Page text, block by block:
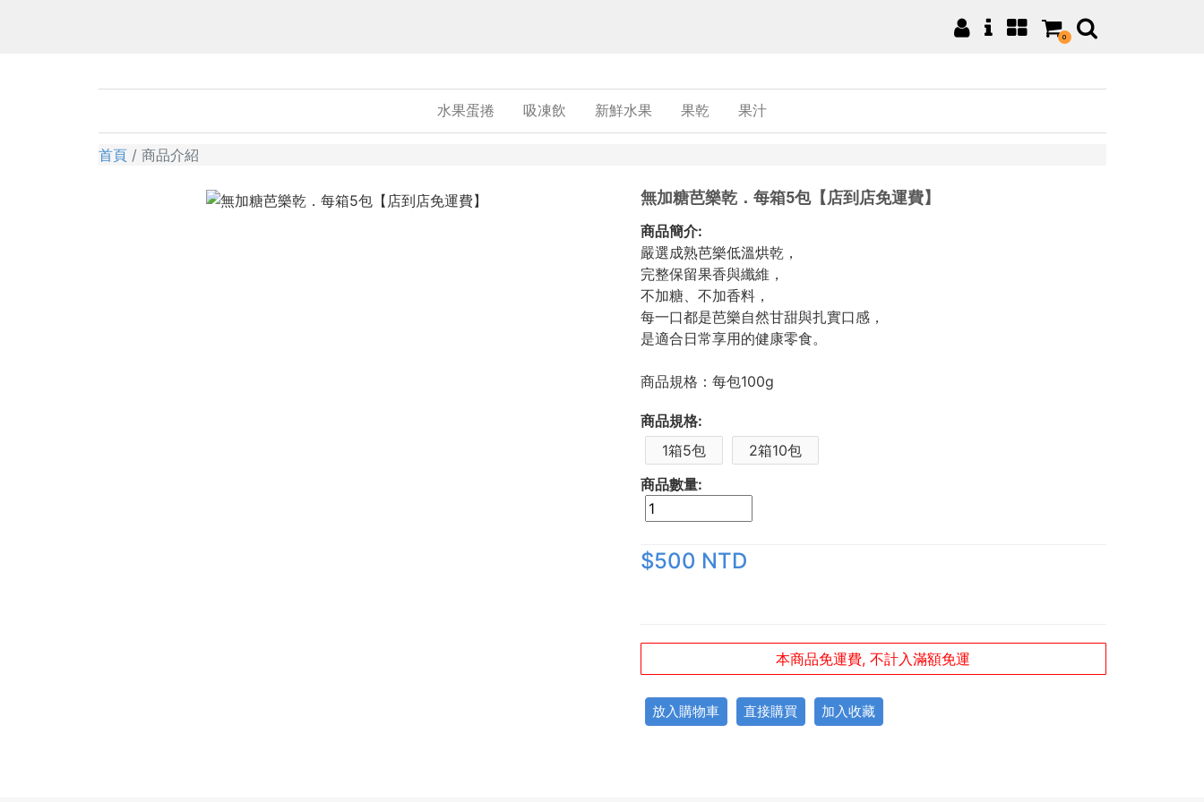
0
水果蛋捲 吸凍飲 新鮮水果 果乾 果汁
首頁 商品介紹
無加糖芭樂乾．每箱5包【店到店免運費】
商品簡介:
嚴選成熟芭樂低溫烘乾，
完整保留果香與纖維，
不加糖、不加香料，
每一口都是芭樂自然甘甜與扎實口感，
是適合日常享用的健康零食。
商品規格：每包100g
商品規格:
1箱5包
2箱10包
商品數量:
$500 NTD
本商品免運費, 不計入滿額免運
放入購物車 直接購買 加入收藏